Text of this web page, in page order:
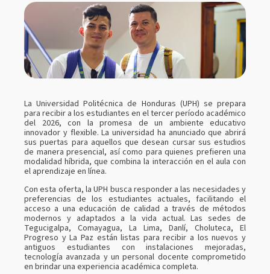
La Universidad Politécnica de Honduras (UPH) se prepara
para recibir a los estudiantes en el tercer período académico
del 2026, con la promesa de un ambiente educativo
innovador y flexible. La universidad ha anunciado que abrirá
sus puertas para aquellos que desean cursar sus estudios
de manera presencial, así como para quienes prefieren una
modalidad híbrida, que combina la interacción en el aula con
el aprendizaje en línea.
Con esta oferta, la UPH busca responder a las necesidades y
preferencias de los estudiantes actuales, facilitando el
acceso a una educación de calidad a través de métodos
modernos y adaptados a la vida actual. Las sedes de
Tegucigalpa, Comayagua, La Lima, Danlí, Choluteca, El
Progreso y La Paz están listas para recibir a los nuevos y
antiguos estudiantes con instalaciones mejoradas,
tecnología avanzada y un personal docente comprometido
en brindar una experiencia académica completa.